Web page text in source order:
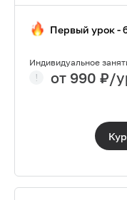
Первый урок -
Индивидуальное
от 990 ₽/